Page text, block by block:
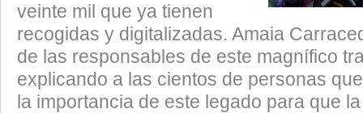
veinte mil que ya tienen
recogidas y digitalizadas. Amaia
de las responsables de este magnífico
explicando a las cientos de personas
la importancia de este legado para que